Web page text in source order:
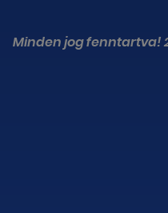
Minden jog fenntartva!